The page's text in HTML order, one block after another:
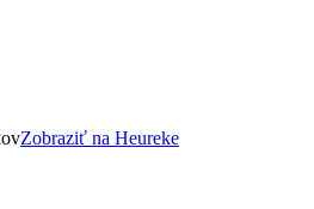
Zobraziť na Heureke